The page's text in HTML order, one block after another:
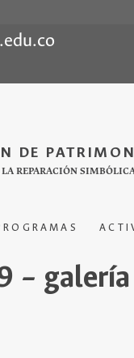
DE
REPARACIÓN
– galería